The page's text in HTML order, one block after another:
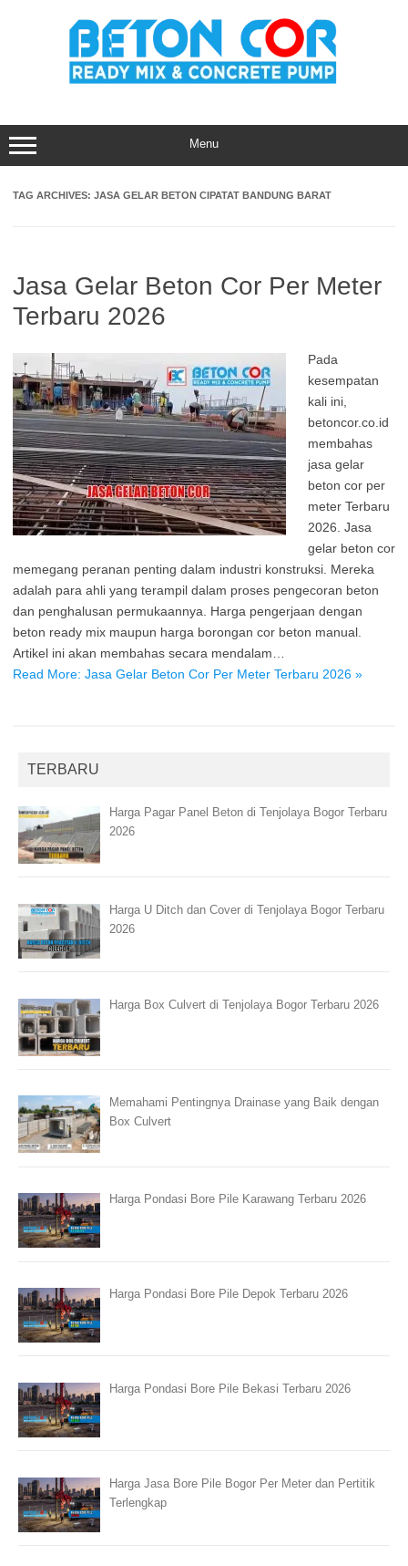
Menu
TAG ARCHIVES: JASA GELAR BETON CIPATAT BANDUNG BARAT
Jasa Gelar Beton Cor Per Meter
Terbaru 2026
Pada
kesempatan
kali ini,
betoncor.co.id
membahas
jasa gelar
beton cor per
meter Terbaru
2026. Jasa
gelar beton cor
memegang peranan penting dalam industri konstruksi. Mereka
adalah para ahli yang terampil dalam proses pengecoran beton
dan penghalusan permukaannya. Harga pengerjaan dengan
beton ready mix maupun harga borongan cor beton manual.
Artikel ini akan membahas secara mendalam…
Read More: Jasa Gelar Beton Cor Per Meter Terbaru 2026 »
TERBARU
Harga Pagar Panel Beton di Tenjolaya Bogor Terbaru
2026
Harga U Ditch dan Cover di Tenjolaya Bogor Terbaru
2026
Harga Box Culvert di Tenjolaya Bogor Terbaru 2026
Memahami Pentingnya Drainase yang Baik dengan
Box Culvert
Harga Pondasi Bore Pile Karawang Terbaru 2026
Harga Pondasi Bore Pile Depok Terbaru 2026
Harga Pondasi Bore Pile Bekasi Terbaru 2026
Harga Jasa Bore Pile Bogor Per Meter dan Pertitik
Terlengkap